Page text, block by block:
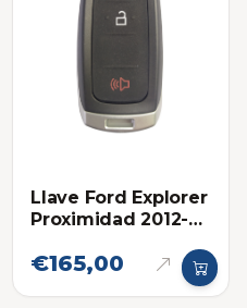
Llave Ford Explorer
Proximidad 2012-
original
€165,00